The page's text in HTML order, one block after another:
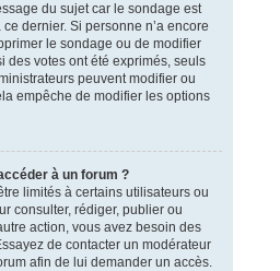
du sujet car le sondage est
dernier. Si personne n’a encore
le sondage ou de modifier
des votes ont été exprimés, seuls
peuvent modifier ou
empêche de modifier les options
à un forum ?
limités à certains utilisateurs ou
consulter, rédiger, publier ou
action, vous avez besoin des
de contacter un modérateur
afin de lui demander un accès.